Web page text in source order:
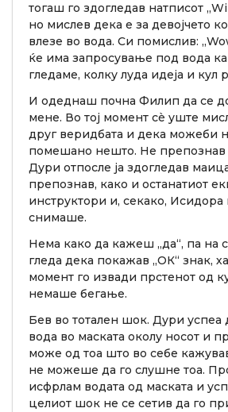
тогаш го здогледав натписот
но мислев дека е за девојчето
влезе во вода. Си помислив:
ќе има запросување под вода
гледаме, колку луда идеја и кул
И одеднаш почна Филип да се
мене. Во тој момент сè уште
друг веридбата и дека можеби
помешано нешто. Не препознав
Дури отпосле ја здогледав
препознав, како и останатиот
инструктори и, секако, Исидора
снимаше.
Нема како да кажеш „да“, па на
гледа дека покажав „ОК“ знак,
момент го извади прстенот од
немаше бегање.
Бев во тотален шок. Дури успеа
вода во маската околу носот и
може од тоа што во себе
не можеше да го слушне тоа.
исфрлам водата од маската и
целиот шок не се сетив да го